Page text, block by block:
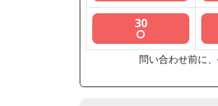
30
○
問い合わせ前に、